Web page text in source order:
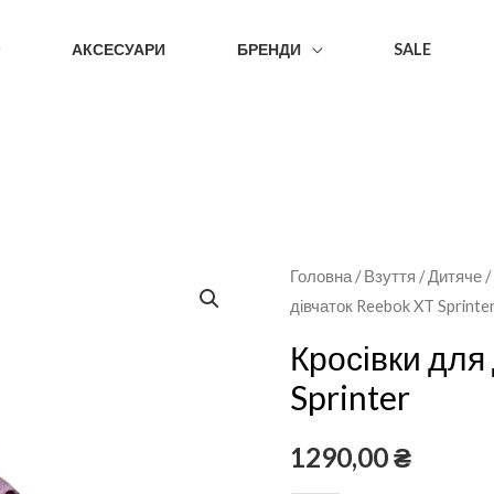
АКСЕСУАРИ БРЕНДИ SALE
Головна /Взуття /Дитяче /
дівчаток Reebok XT
Кросівки
Sprinter
1290,00₴